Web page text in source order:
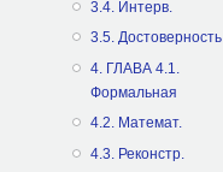
3.4. Интерв.
3.5. Достоверность
4. ГЛАВА 4.1.
Формальная
4.2. Математ.
4.3. Реконстр.